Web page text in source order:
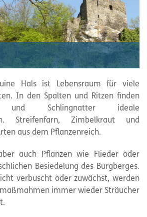
Hals ist Lebensraum für viele
In den Spalten und Ritzen finden
und Schlingnatter ideale
Streifenfarn, Zimbelkraut und
aus dem Pflanzenreich.
auch Pflanzen wie Flieder oder
Besiedelung des Burgberges.
verbuscht oder zuwächst, werden
immer wieder Sträucher